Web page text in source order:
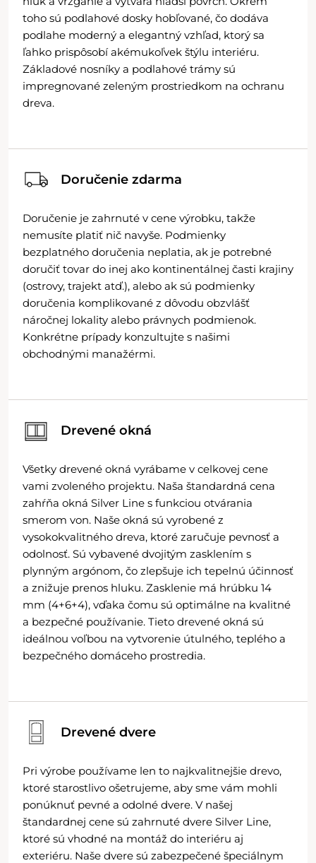
toho sú podlahové dosky hobľované, čo dodáva
podlahe moderný a elegantný vzhľad, ktorý sa
ľahko prispôsobí akémukoľvek štýlu interiéru.
Základové nosníky a podlahové trámy sú
impregnované zeleným prostriedkom na ochranu
dreva.
Doručenie zdarma
Doručenie je zahrnuté v cene výrobku, takže
nemusíte platiť nič navyše. Podmienky
bezplatného doručenia neplatia, ak je potrebné
doručiť tovar do inej ako kontinentálnej časti krajiny
(ostrovy, trajekt atď.), alebo ak sú podmienky
doručenia komplikované z dôvodu obzvlášť
náročnej lokality alebo právnych podmienok.
Konkrétne prípady konzultujte s našimi
obchodnými manažérmi.
Drevené okná
Všetky drevené okná vyrábame v celkovej cene
vami zvoleného projektu. Naša štandardná cena
zahŕňa okná Silver Line s funkciou otvárania
smerom von. Naše okná sú vyrobené z
vysokokvalitného dreva, ktoré zaručuje pevnosť a
odolnosť. Sú vybavené dvojitým zasklením s
plynným argónom, čo zlepšuje ich tepelnú účinnosť
a znižuje prenos hluku. Zasklenie má hrúbku 14
mm (4+6+4), vďaka čomu sú optimálne na kvalitné
a bezpečné používanie. Tieto drevené okná sú
ideálnou voľbou na vytvorenie útulného, teplého a
bezpečného domáceho prostredia.
Drevené dvere
Pri výrobe používame len to najkvalitnejšie drevo,
ktoré starostlivo ošetrujeme, aby sme vám mohli
ponúknuť pevné a odolné dvere. V našej
štandardnej cene sú zahrnuté dvere Silver Line,
ktoré sú vhodné na montáž do interiéru aj
exteriéru. Naše dvere sú zabezpečené špeciálnym